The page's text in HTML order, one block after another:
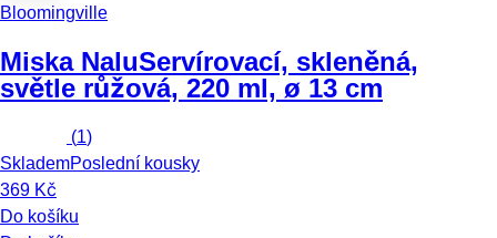
Bloomingville
Miska NaluServírovací, skleněná,
světle růžová, 220 ml, ø 13 cm
(1)
SklademPoslední kousky
369 Kč
Do košíku